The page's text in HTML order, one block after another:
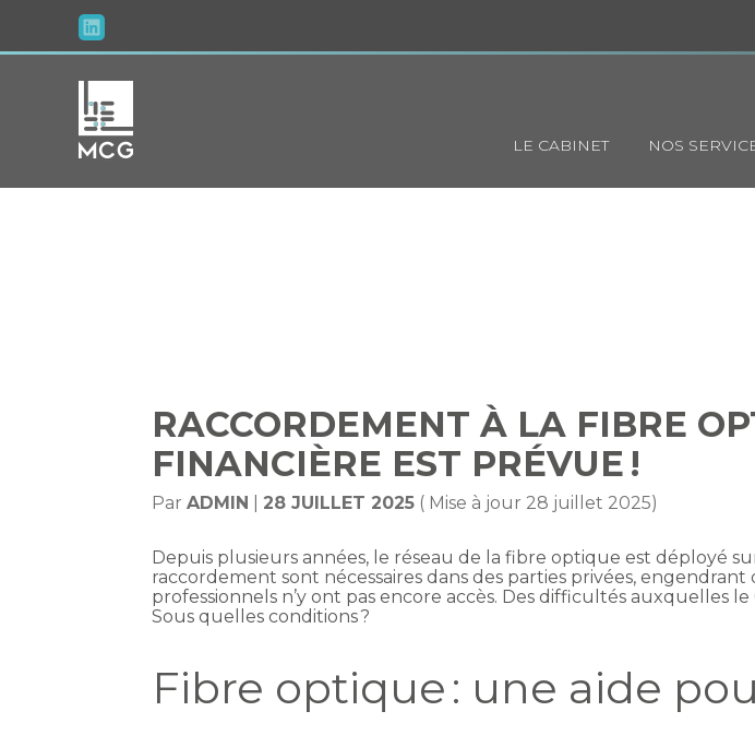
au
Principal
LE CABINET NOS
RACCORDEMENT À LA FIBRE
FINANCIÈRE EST PRÉVUE !
ParADMIN 28 JUILLET 2025 ( Mise à jour 28 juillet 2025)
Depuis plusieurs années, le réseau de la fibre optique est déployé
raccordement sont nécessaires dans des parties privées,
professionnels n’y ont pas encore accès. Des difficultés
Sous quelles conditions ?
Fibre optique : une aide